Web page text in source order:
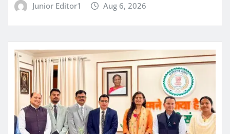
Junior Editor1 Aug 6, 2026